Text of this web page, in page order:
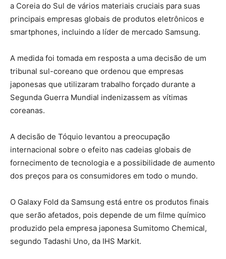
a Coreia do Sul de vários materiais cruciais para suas
principais empresas globais de produtos eletrônicos e
smartphones, incluindo a líder de mercado Samsung.
A medida foi tomada em resposta a uma decisão de um
tribunal sul-coreano que ordenou que empresas
japonesas que utilizaram trabalho forçado durante a
Segunda Guerra Mundial indenizassem as vítimas
coreanas.
A decisão de Tóquio levantou a preocupação
internacional sobre o efeito nas cadeias globais de
fornecimento de tecnologia e a possibilidade de aumento
dos preços para os consumidores em todo o mundo.
O Galaxy Fold da Samsung está entre os produtos finais
que serão afetados, pois depende de um filme químico
produzido pela empresa japonesa Sumitomo Chemical,
segundo Tadashi Uno, da IHS Markit.